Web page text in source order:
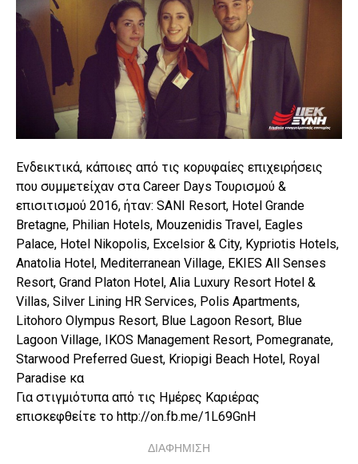
Ενδεικτικά, κάποιες από τις κορυφαίες επιχειρήσεις
που συμμετείχαν στα Career Days Τουρισμού &
επισιτισμού 2016, ήταν: SANI Resort, Hotel Grande
Bretagne, Philian Hotels, Mouzenidis Travel, Eagles
Palace, Hotel Nikopolis, Excelsior & City, Kypriotis Hotels,
Anatolia Hotel, Mediterranean Village, EKIES All Senses
Resort, Grand Platon Hotel, Alia Luxury Resort Hotel &
Villas, Silver Lining HR Services, Polis Apartments,
Litohoro Olympus Resort, Blue Lagoon Resort, Blue
Lagoon Village, IKOS Management Resort, Pomegranate,
Starwood Preferred Guest, Kriopigi Beach Hotel, Royal
Paradise κα
Για στιγμιότυπα από τις Ημέρες Καριέρας
επισκεφθείτε το http://on.fb.me/1L69GnH
ΔΙΑΦΗΜΙΣΗ